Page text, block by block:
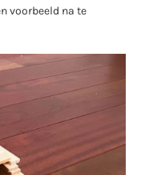
voorbeeld na te